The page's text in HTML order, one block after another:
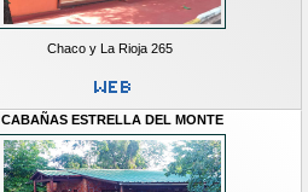
Chaco y La Rioja 265
CABAÑAS ESTRELLA DEL MONTE